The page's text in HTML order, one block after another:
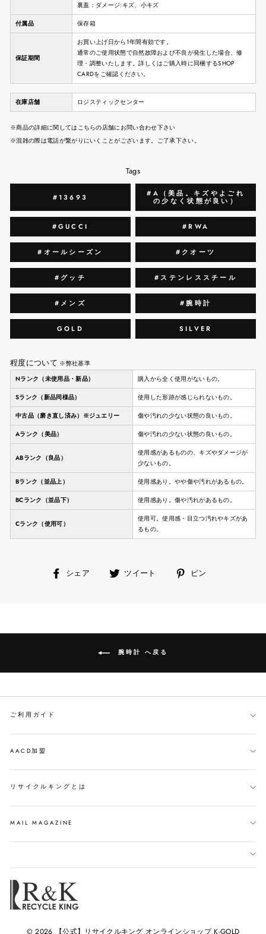
裏蓋：ダメージ:キズ、小キズ
付属品 保存箱
保証期間
お買い上げ日から1年間有効です。
通常のご使用状態で自然故障および不良が発生した場合、修
理・調整いたします。詳しくはご購入時に同梱するSHOP
CARDをご確認ください。
在庫店舗 ロジスティックセンター
※商品の詳細に関してはこちらの店舗にお問い合わせ下さい
※混雑の際は電話が繋がりにいくことがございます。ご了承下さい。
Tags
#13693
#A（美品。キズやよごれ
の少なく状態が良い）
#GUCCI #RWA
#オールシーズン #クオーツ
#グッチ #ステンレススチール
#メンズ #腕時計
GOLD SILVER
程度について ※弊社基準
Nランク（未使用品・新品）
購入から全く使用がないもの。
Sランク（新品同様品） 使用した形跡が感じられないもの。
中古品（磨き直し済み）※ジュエリー 傷や汚れの少ない状態の良いもの。
Aランク（美品） 傷や汚れの少ない状態の良いもの。
ABランク（良品）
使用感があるものの、キズやダメージが
少ないもの。
Bランク（並品上） 使用感あり。やや傷や汚れがあるもの。
BCランク（並品下） 使用感あり。傷や汚れがあるもの。
Cランク（使用可）
使用可。使用感・目立つ汚れやキズがあ
るもの。
シェア
facebook
る
ツイート ピン
腕時計 へ戻る
ご利用ガイド
AACD加盟
リサイクルキングとは
MAIL MAGAZINE
© 2026 【公式】リサイクルキング オンラインショップ K-GOLD